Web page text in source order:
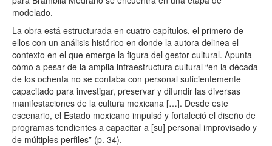
modelado.
La obra está estructurada en cuatro capítulos, el primero de
ellos con un análisis histórico en donde la autora delinea el
contexto en el que emerge la figura del gestor cultural. Apunta
cómo a pesar de la amplia infraestructura cultural “en la década
de los ochenta no se contaba con personal suficientemente
capacitado para investigar, preservar y difundir las diversas
manifestaciones de la cultura mexicana […]. Desde este
escenario, el Estado mexicano impulsó y fortaleció el diseño de
programas tendientes a capacitar a [su] personal improvisado y
de múltiples perfiles” (p. 34).